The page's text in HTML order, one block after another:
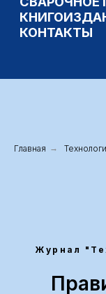
Главная →
Журнал